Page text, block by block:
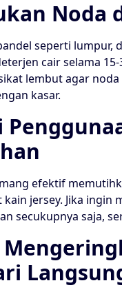
Noda
seperti lumpur,
cair selama
lembut agar
kasar.
efektif
jersey. Jika
secukupnya saja,